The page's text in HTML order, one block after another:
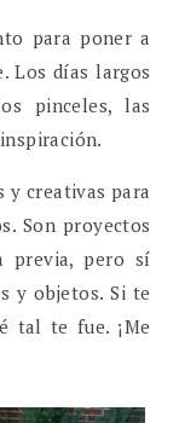
para poner a
Los días largos
pinceles, las
y creativas para
Son proyectos
previa, pero sí
y objetos. Si te
tal te fue. ¡Me